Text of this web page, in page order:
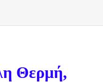
Θερμή,